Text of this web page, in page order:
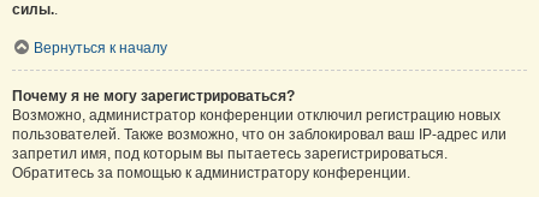
силы..
Вернуться к началу
Почему я не могу зарегистрироваться?
Возможно, администратор конференции отключил регистрацию новых
пользователей. Также возможно, что он заблокировал ваш IP-адрес или
запретил имя, под которым вы пытаетесь зарегистрироваться.
Обратитесь за помощью к администратору конференции.